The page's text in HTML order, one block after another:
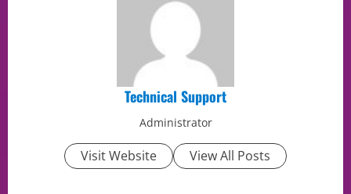
Technical Support
Administrator
Visit Website View All Posts